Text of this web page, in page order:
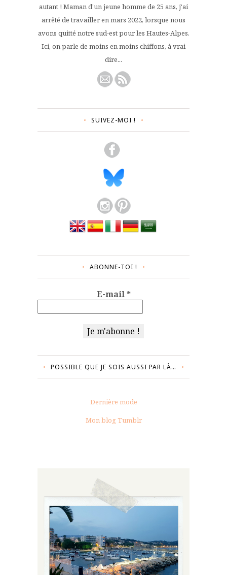
autant ! Maman d'un jeune homme de 25 ans, j'ai
arrêté de travailler en mars 2022, lorsque nous
avons quitté notre sud-est pour les Hautes-Alpes.
Ici, on parle de moins en moins chiffons, à vrai
dire...
SUIVEZ-MOI !
ABONNE-TOI !
E-mail*
POSSIBLE QUE JE SOIS AUSSI PAR LÀ…
Dernière mode
Mon blog Tumblr